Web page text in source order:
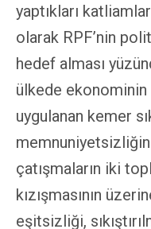
yaptıkları
olarak RPF’nin
hedef alması
ülkede ekonominin
uygulanan kemer
çatışmaların iki
kızışmasının
eşitsizliği,